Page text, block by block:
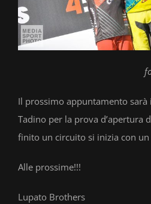
Il prossimo appuntamento sarà
Tadino per la prova d’apertura
finito un circuito si inizia con
Alle prossime!!!
Lupato Brothers